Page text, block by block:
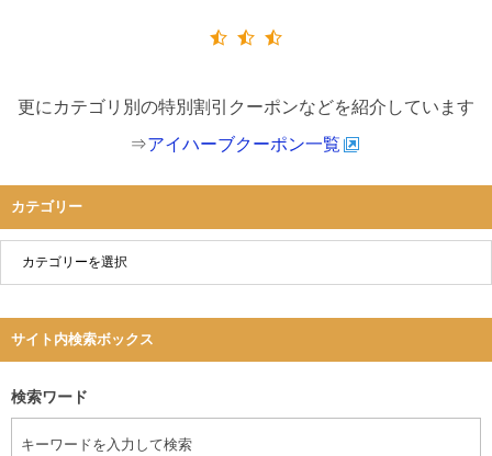
更にカテゴリ別の特別割引クーポンなどを紹介しています
⇒アイハーブクーポン一覧
カテゴリー
サイト内検索ボックス
検索ワード